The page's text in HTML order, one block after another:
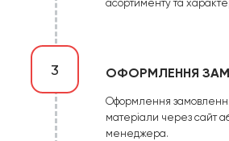
асортименту та
3 ОФОРМЛЕННЯ
Оформлення
матеріали через сайт
менеджера.